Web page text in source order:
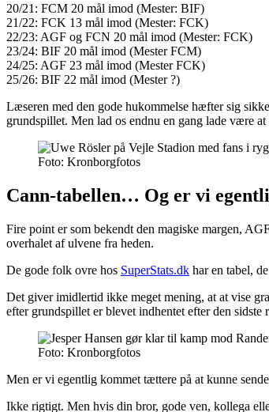
20/21: FCM 20 mål imod (Mester: BIF)
21/22: FCK 13 mål imod (Mester: FCK)
22/23: AGF og FCN 20 mål imod (Mester: FCK)
23/24: BIF 20 mål imod (Mester FCM)
24/25: AGF 23 mål imod (Mester FCK)
25/26: BIF 22 mål imod (Mester ?)
Læseren med den gode hukommelse hæfter sig
grundspillet. Men lad os endnu en gang lade være
Foto: Kronborgfotos
Cann-tabellen… Og er vi
Fire point er som bekendt den magiske margen,
overhalet af ulvene fra heden.
De gode folk ovre hos SuperStats.dk har en tabel,
Det giver imidlertid ikke meget mening, at at vise
efter grundspillet er blevet indhentet efter den
Foto: Kronborgfotos
Men er vi egentlig kommet tættere på at kunne
Ikke rigtigt. Men hvis din bror, gode ven, kollega